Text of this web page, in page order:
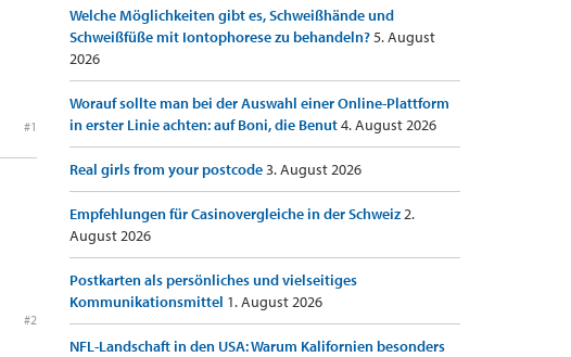
#1
#2
Welche Möglichkeiten gibt es, Schweißhände und
Schweißfüße mit Iontophorese zu behandeln?5. August
2026
Worauf sollte man bei der Auswahl einer Online-Plattform
in erster Linie achten: auf Boni, die Benut4. August 2026
Real girls from your postcode3. August 2026
Empfehlungen für Casinovergleiche in der Schweiz2.
August 2026
Postkarten als persönliches und vielseitiges
Kommunikationsmittel 1. August 2026
NFL-Landschaft in den USA: Warum Kalifornien besonders